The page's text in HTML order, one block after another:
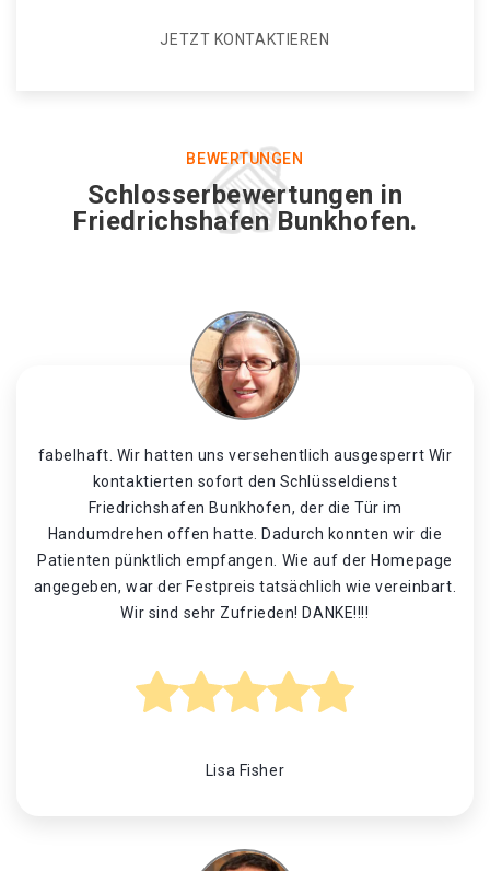
JETZT KONTAKTIEREN
BEWERTUNGEN
Schlosserbewertungen in
Friedrichshafen Bunkhofen.
fabelhaft. Wir hatten uns versehentlich ausgesperrt Wir
kontaktierten sofort den Schlüsseldienst
Friedrichshafen Bunkhofen, der die Tür im
Handumdrehen offen hatte. Dadurch konnten wir die
Patienten pünktlich empfangen. Wie auf der Homepage
angegeben, war der Festpreis tatsächlich wie vereinbart.
Wir sind sehr Zufrieden! DANKE!!!!
Lisa Fisher